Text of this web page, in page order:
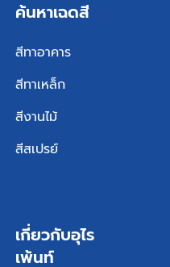
ค้นหาเฉดสี
สีทาอาคาร
สีทาเหล็ก
สีงานไม้
สีสเปรย์
เกี่ยวกับอุไร
เพ้นท์